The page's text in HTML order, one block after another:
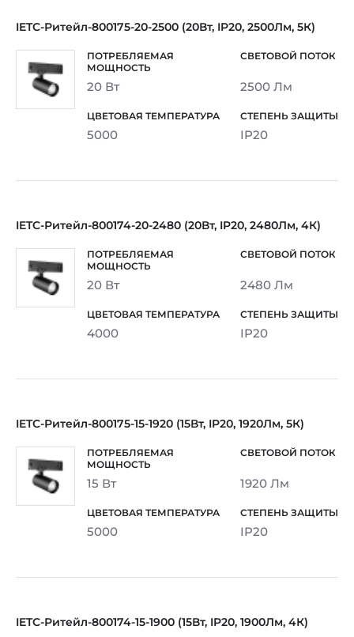
IETC-Ритейл-800175-20-2500 (20Вт, IP20, 2500Лм, 5К)
20 Вт 2500 Лм
5000 IP20
IETC-Ритейл-800174-20-2480 (20Вт, IP20, 2480Лм, 4К)
20 Вт 2480 Лм
4000 IP20
IETC-Ритейл-800175-15-1920 (15Вт, IP20, 1920Лм, 5К)
15 Вт 1920 Лм
5000 IP20
IETC-Ритейл-800174-15-1900 (15Вт, IP20, 1900Лм, 4К)